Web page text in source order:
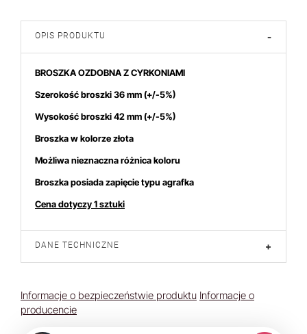
OPIS PRODUKTU -
BROSZKA OZDOBNA Z CYRKONIAMI
Szerokość broszki 36 mm(+/-5%)
Wysokość broszki 42mm (+/-5%)
Broszka w kolorze złota
Możliwa nieznaczna różnica koloru
Broszka posiada zapięcie typu agrafka
Cena dotyczy 1 sztuki
DANE TECHNICZNE +
Informacje o bezpieczeństwie produktu Informacje o
producencie